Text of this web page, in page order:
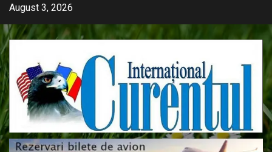
Skip
content
August 3, 2026